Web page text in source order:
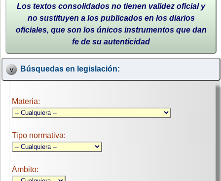
Los textos consolidados no tienen validez oficial y
no sustituyen a los publicados en los diarios
oficiales, que son los únicos instrumentos que dan
fe de su autenticidad
Búsquedas en legislación:
Materia:
Tipo normativa:
Ambito: